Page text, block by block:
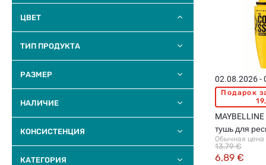
ЦВЕТ
ТИП ПРОДУКТА
РАЗМЕР
НАЛИЧИЕ
КОНСИСТЕНЦИЯ
КАТЕГОРИЯ
02.08.2026 -
Подарок
тушь для
10.7мл
Обычная цена
6,89 €
13,79 €